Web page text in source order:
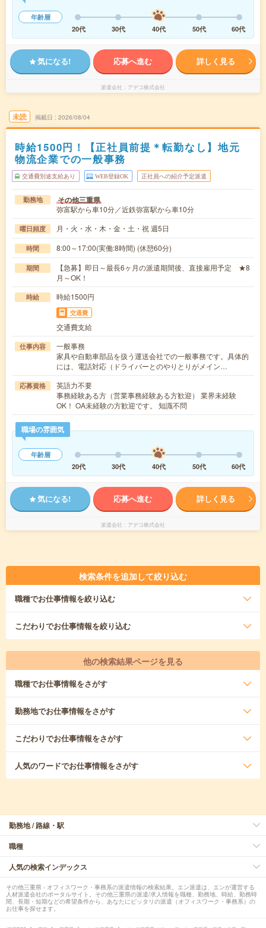
年齢層
20代
30代 40代 50代 60代
気になる! 応募へ進む 詳しく見る
派遣会社 アデコ株式会社
未読 掲載日 2026/08/04
時給1500円！【正社員前提＊転勤なし】地元
物流企業での一般事務
交通費別途支給あり WEB登録OK 正社員への紹介予定派遣
勤務地 その他三重県
弥富駅から車10分／近鉄弥富駅から車10分
曜日頻度 月・火・水・木・金・土・祝 週5日
時間 8:00～17:00(実働:8時間) (休憩60分)
期間
【急募】即日～最長6ヶ月の派遣期間後、直接雇用予定 ★8
月～OK！
時給 時給1500円
交通費
交通費支給
仕事内容
一般事務
家具や自動車部品を扱う運送会社での一般事務です。具体的
には、電話対応（ドライバーとのやりとりがメイン…
応募資格
英語力不要
事務経験ある方（営業事務経験ある方歓迎） 業界未経験
OK！ OA未経験の方歓迎です。 知識不問
職場の雰囲気
年齢層
20代
30代 40代 50代 60代
気になる! 応募へ進む 詳しく見る
派遣会社 アデコ株式会社
検索条件を追加して絞り込む
職種でお仕事情報を絞り込む
こだわりでお仕事情報を絞り込む
他の検索結果ページを見る
職種でお仕事情報をさがす
勤務地でお仕事情報をさがす
こだわりでお仕事情報をさがす
人気のワードでお仕事情報をさがす
勤務地 / 路線・駅
職種
人気の検索インデックス
その他三重県 - オフィスワーク・事務系の派遣情報の検索結果。エン派遣は、エンが運営する
人材派遣会社のポータルサイト。その他三重県の派遣/求人情報を職種、勤務地、時給、勤務時
間、長期・短期などの希望条件から、あなたにピッタリの派遣（オフィスワーク・事務系）の
お仕事を探せます。